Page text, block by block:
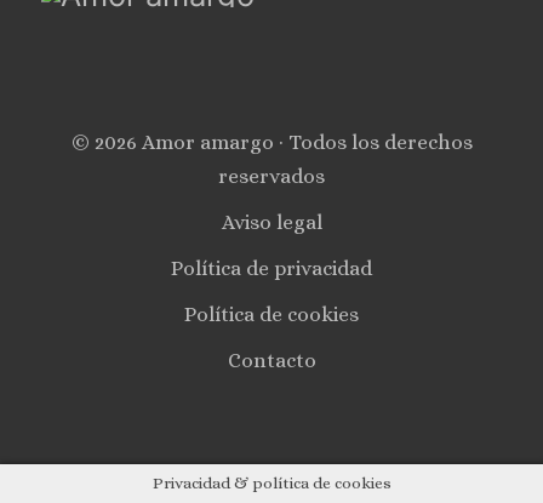
© 2026 Amor amargo · Todos los derechos
reservados
Aviso legal
Política de privacidad
Política de cookies
Contacto
Privacidad & política de cookies